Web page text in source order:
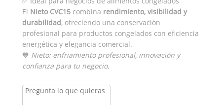
El Nieto CVC15 combina rendimiento, visibilidad y
durabilidad, ofreciendo una conservación
profesional para productos congelados con eficiencia
energética y elegancia comercial.
💙 Nieto: enfriamiento profesional, innovación y
confianza para tu negocio.